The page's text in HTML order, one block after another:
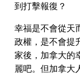
到打擊報復？
幸福是不會從天
政權，是不會提
家後，加拿大的
麗吧。但加拿大